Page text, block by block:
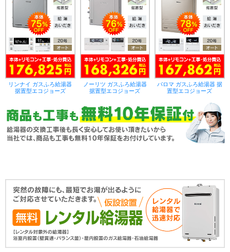
リンナイ ガスふろ給湯器
据置型エコジョーズ
ノーリツ ガスふろ給湯器
据置型エコジョーズ
パロマ ガスふろ給湯器 据
置型エコジョーズ